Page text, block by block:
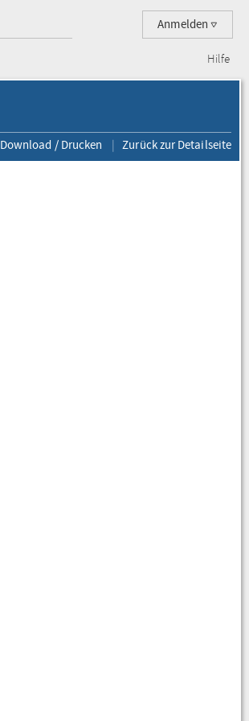
Anmelden
Hilfe
Download / Drucken Zurück zur Detailseite